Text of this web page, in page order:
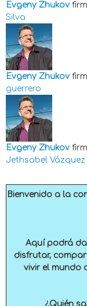
Evgeny Zhukov
Silva
Evgeny Zhukov
guerrero
Evgeny Zhukov
Jethsabel
Bienvenido a la
Aquí podrá
disfrutar,
vivir el mundo
¿Quién